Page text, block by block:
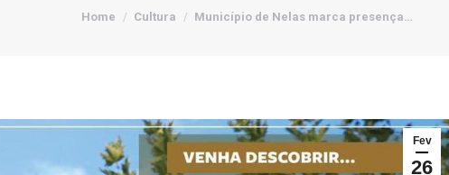
You are here:
Home Cultura Município de Nelas marca presença…
Fev
26